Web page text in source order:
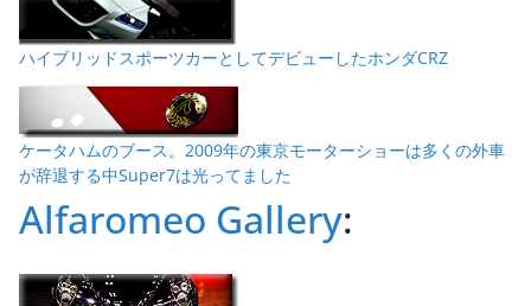
ハイブリッドスポーツカーとしてデビューしたホンダCRZ
ケータハムのブース。2009年の東京モーターショーは多くの外車
が辞退する中Super7は光ってました
Alfaromeo Gallery: